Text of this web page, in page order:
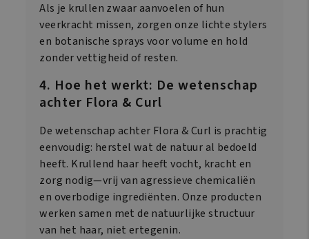
Als je krullen zwaar aanvoelen of hun
veerkracht missen, zorgen onze lichte stylers
en botanische sprays voor volume en hold
zonder vettigheid of resten.
4. Hoe het werkt: De wetenschap
achter Flora & Curl
De wetenschap achter Flora & Curl is prachtig
eenvoudig: herstel wat de natuur al bedoeld
heeft. Krullend haar heeft vocht, kracht en
zorg nodig—vrij van agressieve chemicaliën
en overbodige ingrediënten. Onze producten
werken samen met de natuurlijke structuur
van het haar, niet ertegenin.